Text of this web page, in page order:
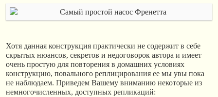
Хотя данная конструкция практически не содержит в себе
скрытых нюансов, секретов и недоговорок автора и имеет
очень простую для повторения в домашних условиях
конструкцию, повального реплицирования ее мы увы пока
не наблюдаем. Приведем Вашему вниманию некоторые из
немногочисленных, доступных репликаций: